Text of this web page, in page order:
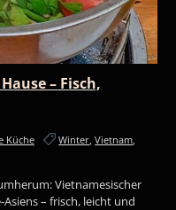
– Fisch,
Küche Winter,Vietnam,
Vietnamesischer
– frisch, leicht und